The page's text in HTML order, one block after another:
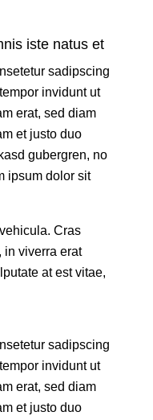
iste natus et
sadipscing
invidunt ut
erat, sed diam
et justo duo
gubergren, no
ipsum dolor sit
Cras
in viverra erat
at est vitae,
sadipscing
invidunt ut
erat, sed diam
et justo duo